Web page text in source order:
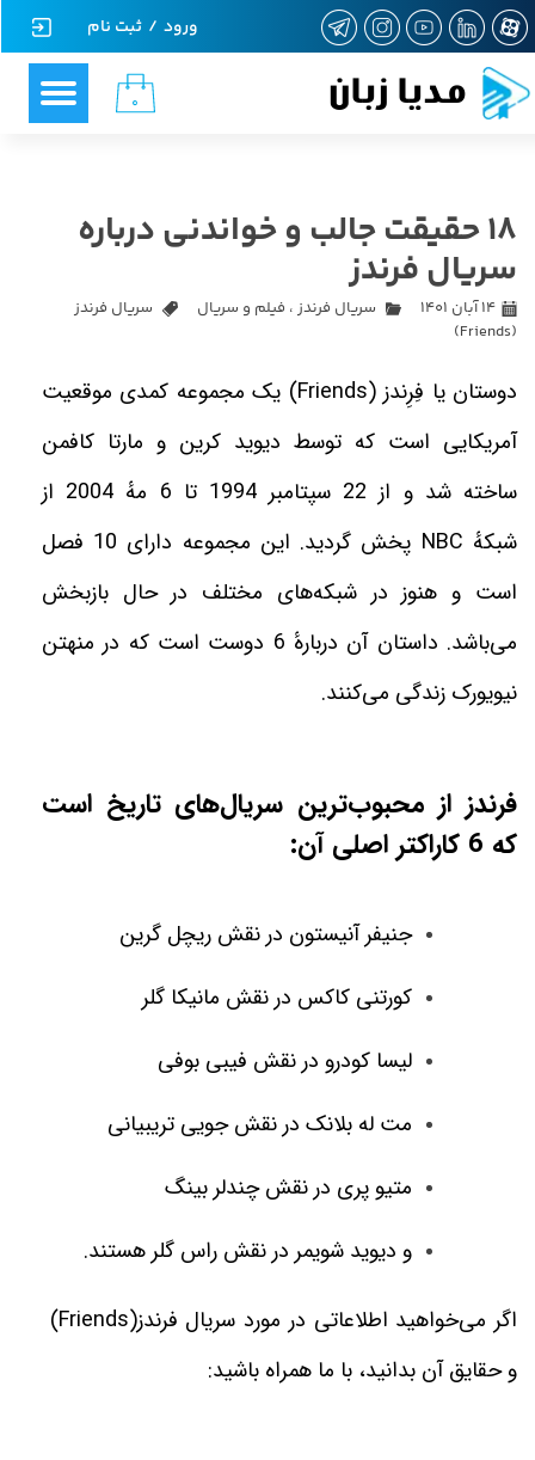
مدیا زبان ۰
ورود / ثبت نام
حساب کاربری من
تغییر گذر واژه
خروج از حساب کاربری
18 حقیقت جالب و خواندنی درباره
سریال فرندز
۱۴ آبان ۱۴۰۱ سریال فرندز ، فیلم و سریال
سریال فرندز
(Friends)
دوستان یا فِرِندز (Friends) یک مجموعه کمدی موقعیت
آمریکایی است که توسط دیوید کرین و مارتا کافمن
ساخته شد و از 22 سپتامبر 1994 تا 6 مه
2004 از
شبکه NBC
پخش گردید. این مجموعه دارای 10 فصل
است و هنوز در شبکه‌های مختلف در حال بازبخش
می‌باشد. داستان آن درباره
6 دوست است که در منهتن
نیویورک زندگی می‌کنند.
فرندز از محبوب‌ترین سریال‌های تاریخ است
که 6 کاراکتر اصلی آن
:
جنیفر آنیستون در نقش ریچل گرین
کورتنی کاکس در نقش مانیکا گلر
لیسا کودرو در نقش فیبی بوفی
مت له بلانک در نقش جویی تریبیانی
متیو پری در نقش چندلر بینگ
و دیوید شویمر در نقش راس گلر هستند.
اگر می‌خواهید اطلاعاتی در مورد سریال فرندز(Friends)
و حقایق آن بدانید، با ما همراه باشید: